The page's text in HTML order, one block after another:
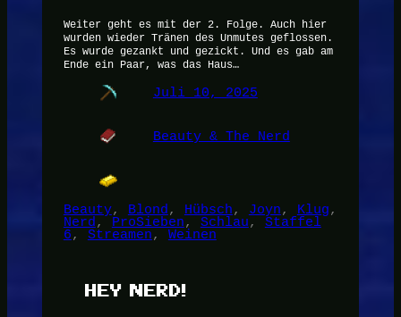
Weiter geht es mit der 2. Folge. Auch hier
wurden wieder Tränen des Unmutes geflossen.
Es wurde gezankt und gezickt. Und es gab am
Ende ein Paar, was das Haus…
Juli 10, 2025
Beauty & The Nerd
Beauty, Blond , Hübsch, Joyn, Klug
Nerd , ProSieben, Schlau, Staffel
6, Streamen, Weinen
HEY NERD!